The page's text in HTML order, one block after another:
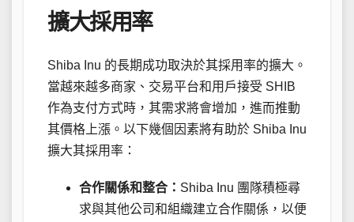
擴大採用率
Shiba Inu 的長期成功取決於其採用率的擴大。
當越來越多商家、交易平台和用戶接受 SHIB
作為支付方式時，其需求將會增加，進而推動
其價格上漲。以下幾個因素將有助於 Shiba Inu
擴大其採用率：
合作關係和整合： Shiba Inu 團隊積極尋
求與其他公司和組織建立合作關係，以便